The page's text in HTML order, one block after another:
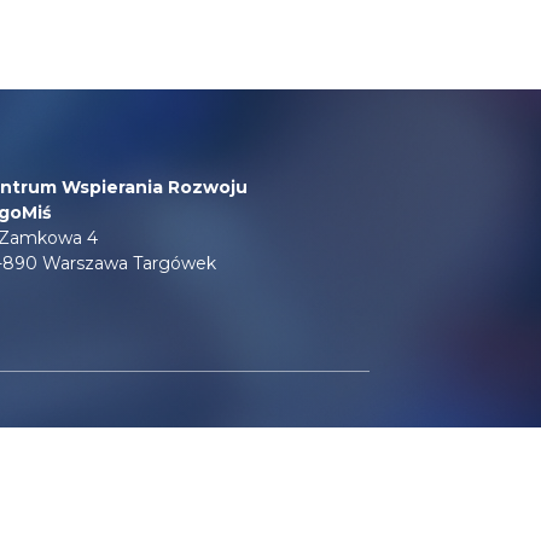
Wspierania Rozwoju
4
Warszawa Targówek